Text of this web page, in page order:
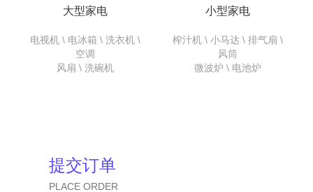
大型家电
电视机 \ 电冰箱 \ 洗衣机 \
空调
风扇 \ 洗碗机
小型家电
榨汁机 \ 小马达 \ 排气扇 \
风筒
微波炉 \ 电池炉
提交订单
PLACE ORDER